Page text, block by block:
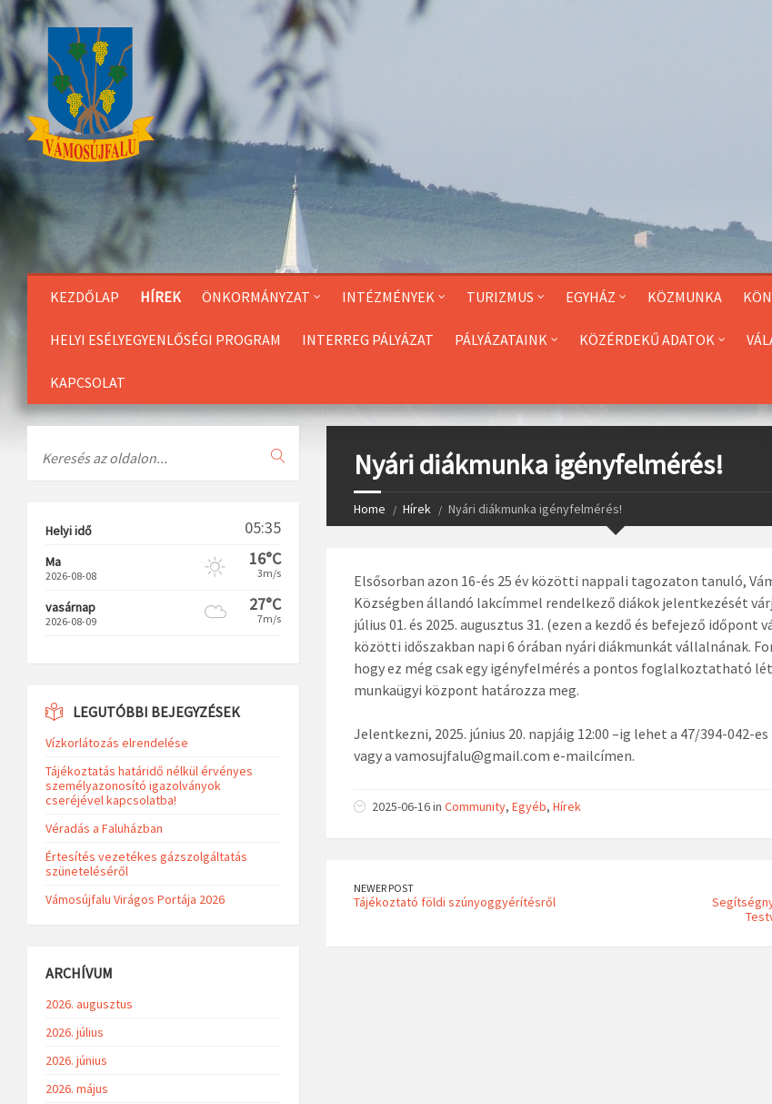
Skip
to
Content
KEZDŐLAP HÍREK ÖNKORMÁNYZAT INTÉZMÉNYEK TURIZMUS EGYHÁZ KÖZMUNKA
HELYI ESÉLYEGYENLŐSÉGI PROGRAM INTERREG PÁLYÁZAT PÁLYÁZATAINK KÖZÉRDEKŰ ADATOK
KAPCSOLAT
Nyári diákmunka igényfelmérés!
Home Hírek Nyári diákmunka igényfelmérés!
Elsősorban azon 16-és 25 év közötti nappali tagozaton tanuló,
Községben állandó lakcímmel rendelkező diákok jelentkezését
július 01. és 2025. augusztus 31. (ezen a kezdő és befejező időpont
közötti időszakban napi 6 órában nyári diákmunkát vállalnának.
hogy ez még csak egy igényfelmérés a pontos foglalkoztatható
munkaügyi központ határozza meg.
Jelentkezni, 2025. június 20. napjáig 12:00 –ig lehet a 47/394-042-
vagy a vamosujfalu@gmail.com e-mailcímen.
2025-06-16 in Community, Egyéb, Hírek
NEWER POST
Tájékoztató földi szúnyoggyérítésről
Helyi idő 05:35
Ma
2026-08-08
16°C
3m/s
vasárnap
2026-08-09
27°C
7m/s
LEGUTÓBBI BEJEGYZÉSEK
Vízkorlátozás elrendelése
Tájékoztatás határidő nélkül érvényes
személyazonosító igazolványok
cseréjével kapcsolatba!
Véradás a Faluházban
Értesítés vezetékes gázszolgáltatás
szüneteléséről
Vámosújfalu Virágos Portája 2026
ARCHÍVUM
2026. augusztus
2026. július
2026. június
2026. május